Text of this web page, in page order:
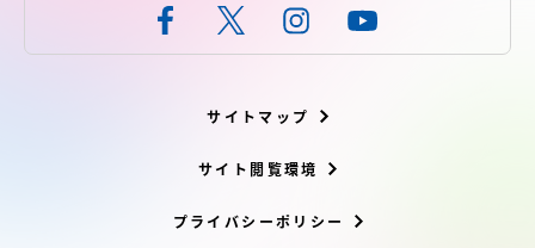
サイトマップ
サイト閲覧環境
プライバシーポリシー